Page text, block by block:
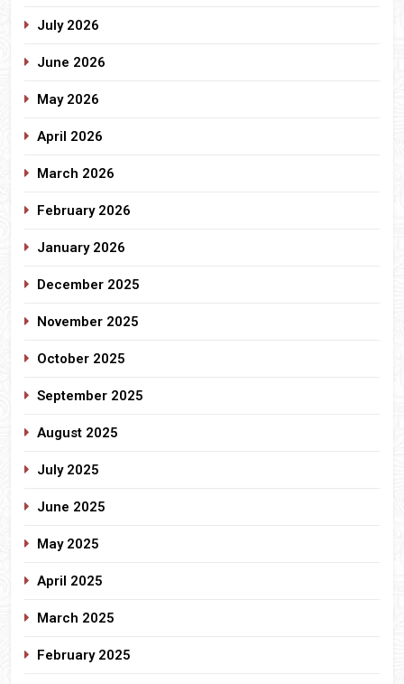
July 2026
June 2026
May 2026
April 2026
March 2026
February 2026
January 2026
December 2025
November 2025
October 2025
September 2025
August 2025
July 2025
June 2025
May 2025
April 2025
March 2025
February 2025